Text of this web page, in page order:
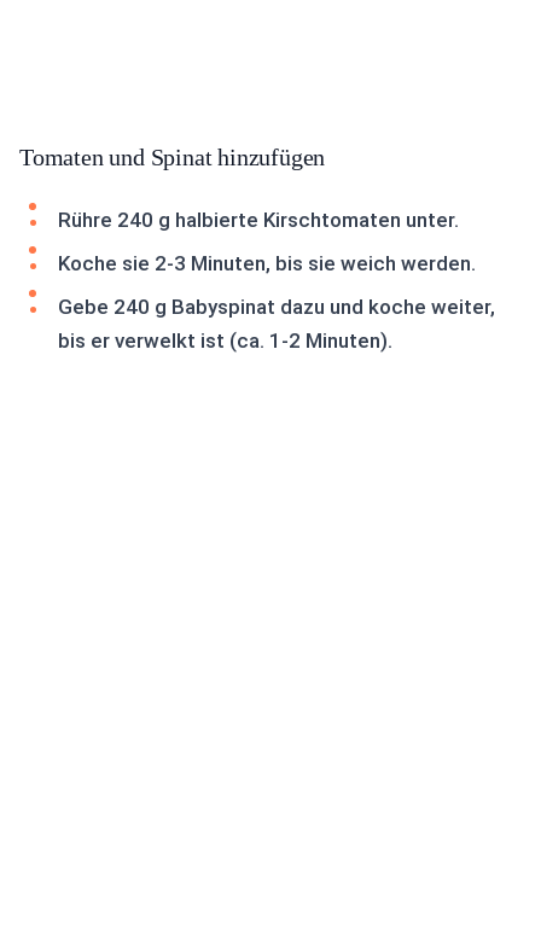
Tomaten und Spinat hinzufügen
Rühre 240 g halbierte Kirschtomaten unter.
Koche sie 2-3 Minuten, bis sie weich werden.
Gebe 240 g Babyspinat dazu und koche weiter,
bis er verwelkt ist (ca. 1-2 Minuten).